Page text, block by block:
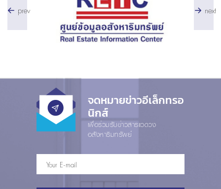
prev next
จดหมายข่าวอีเล็กทรอ
นิกส์
เพื่อร่วมรับข่าวสารแวดวง
อสังหาริมทรัพย์